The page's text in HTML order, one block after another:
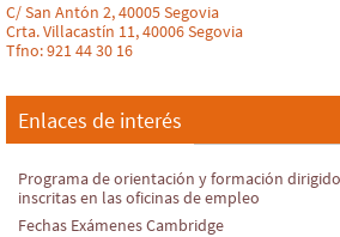
C/ San Antón 2, 40005 Segovia
Crta. Villacastín 11, 40006 Segovia
Tfno: 921 44 30 16
Enlaces de interés
Programa de orientación y formación
inscritas en las oficinas de empleo
Fechas Exámenes Cambridge